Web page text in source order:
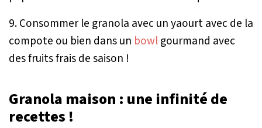
9. Consommer le granola avec un yaourt avec de la
compote ou bien dans un bowlgourmand avec
des fruits frais de saison !
Granola maison : une infinité de
recettes !